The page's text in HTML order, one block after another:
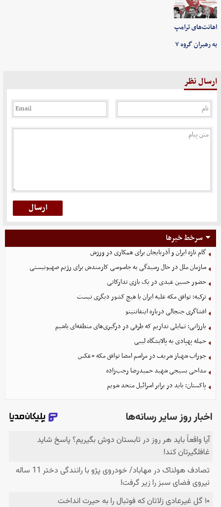
اهانت‌های ترامپ
به رهبران گروه ۷
ارسال نظر
سرخط خبرها
گام تازه ایران و آذربایجان برای همکاری در ورزش
سازمان ملل در حال رسیدگی به جاسوسی کارمندش برای رژیم صهیونیستی
حضور حسین عبدی در یک بازی تدارکاتی
ترکیه: توافق مکه علیه ایران یا هیچ کشور دیگری نیست
افشاگری جنجالی درباره اینفانتینو
بارزانی: تمایلی نداریم که طرفی در درگیری‌های منطقه‌ای باشیم
حمله پهپادی به پالایشگاه لیبی
جوراب‌ شهباز شریف در مراسم امضا توافق‌ مکه +عکس
مداحی بسیجی شهید حمیدرضا رجب‌زاده
پاکستان: باید در برابر اسرائیل متحد شویم